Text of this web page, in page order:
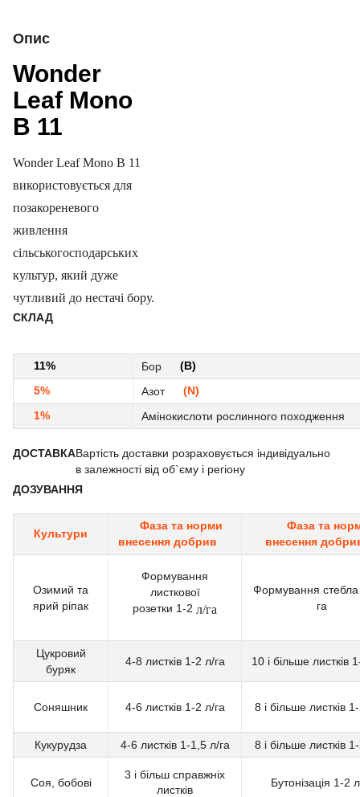
Опис
Wonder
Leaf Mono
B 11
Wonder Leaf Mono B 11
використовується для
позакореневого
живлення
сільськогосподарських
культур, який дуже
чутливий до нестачі бору.
СКЛАД
11% Бор
(В)
5%
Азот
(N)
1%
Амінокислоти рослинного походження
ДОСТАВКАВартість доставки розраховується індивідуально
в залежності від об`єму і регіону
ДОЗУВАННЯ
Культури
Фаза та норми
внесення добрив
Фаза та
внесення
Озимий та
ярий ріпак
Формування
листкової
розетки 1-2 л/га
Формування
га
Цукровий
буряк
4-8 листків 1-2 л/га 10 і більше листків
Соняшник 4-6 листків 1-2 л/га 8 і більше листків
Кукурудза 4-6 листків 1-1,5 л/га 8 і більше листків
Соя, бобові
3 і більш справжніх
листків
Бутонізація 1-2